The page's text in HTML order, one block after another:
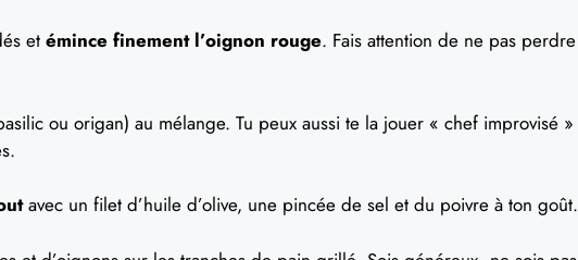
et émince finement l’oignon rouge. Fais attention de ne pas perdre
ou origan) au mélange. Tu peux aussi te la jouer « chef improvisé »
avec un filet d’huile d’olive, une pincée de sel et du poivre à ton goût.